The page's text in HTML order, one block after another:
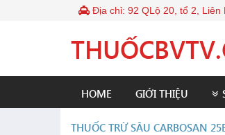
Địa chỉ: 92 QLộ 20, tổ 2,
HOME GIỚI THIỆU
THUỐC TRỪ SÂU CARBOSAN